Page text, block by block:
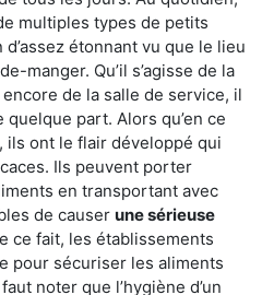
multiples types de petits
étonnant vu que le lieu
manger. Qu’il s’agisse de la
de la salle de service, il
part. Alors qu’en ce
ont le flair développé qui
Ils peuvent porter
en transportant avec
de causer une sérieuse
ce fait, les établissements
pour sécuriser les aliments
noter que l’hygiène d’un